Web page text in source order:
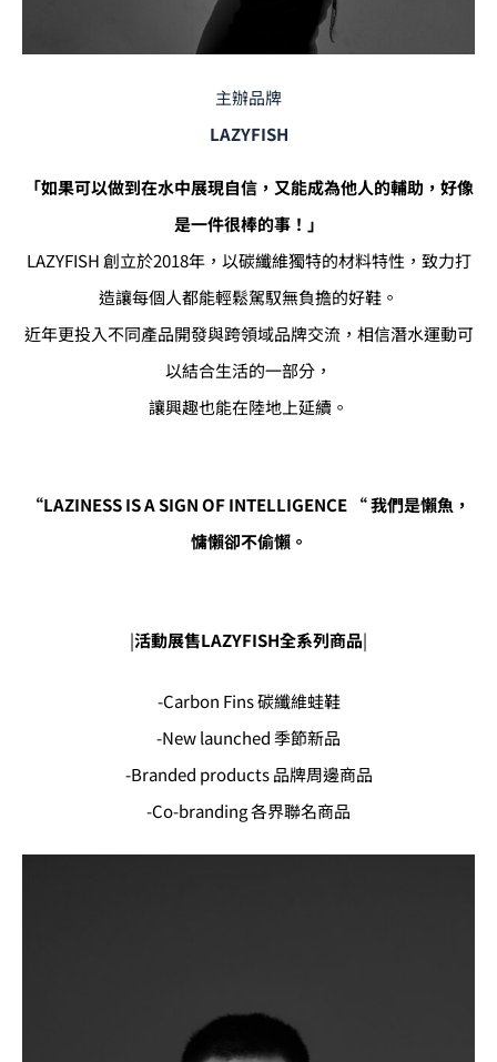
主辦品牌
LAZYFISH
「如果可以做到在水中展現自信，又能成為他人的輔助，好像
是一件很棒的事！」
LAZYFISH 創立於2018年，以碳纖維獨特的材料特性，致力打
造讓每個人都能輕鬆駕馭無負擔的好鞋。
近年更投入不同產品開發與跨領域品牌交流，相信潛水運動可
以結合生活的一部分，
讓興趣也能在陸地上延續。
“LAZINESS IS A SIGN OF INTELLIGENCE “ 我們是懶魚，
慵懶卻不偷懶。
|活動展售LAZYFISH全系列商品|
-Carbon Fins 碳纖維蛙鞋
-New launched 季節新品
-Branded products 品牌周邊商品
-Co-branding 各界聯名商品